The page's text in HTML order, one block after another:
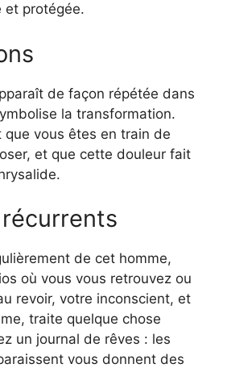
et protégée.
de façon répétée dans
la transformation.
que vous êtes en train de
et que cette douleur fait
de cet homme,
où vous vous retrouvez ou
revoir, votre inconscient, et
traite quelque chose
un journal de rêves : les
vous donnent des